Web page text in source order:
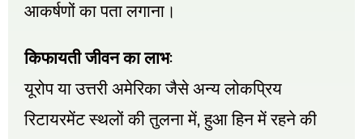
आकर्षणों का पता लगाना।
किफायती जीवन का लाभ:
यूरोप या उत्तरी अमेरिका जैसे अन्य लोकप्रिय
रिटायरमेंट स्थलों की तुलना में,हुआ हिन में रहने की